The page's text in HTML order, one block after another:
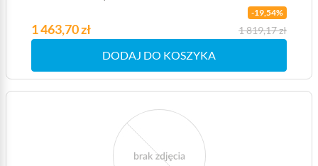
-19,54%
Cena
1 463,70 zł
Cena podstawowa 1 819,17 zł
DODAJ DO KOSZYKA